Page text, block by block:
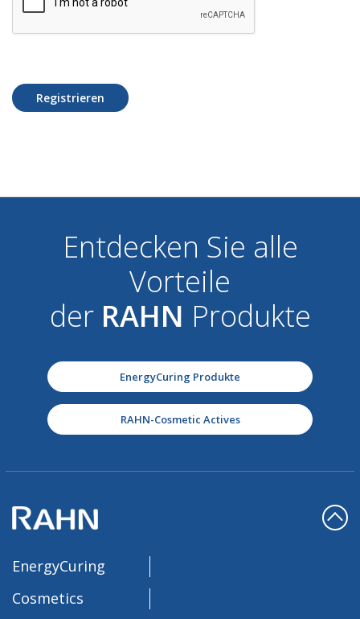
Registrieren
Entdecken Sie alle
Vorteile
der RAHN Produkte
EnergyCuring Produkte
RAHN-Cosmetic Actives
EnergyCuring
Cosmetics